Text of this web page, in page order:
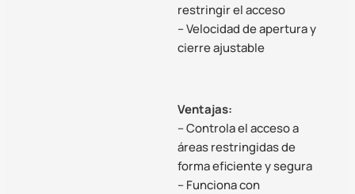
restringir el acceso
– Velocidad de apertura y
cierre ajustable
Ventajas:
– Controla el acceso a
áreas restringidas de
forma eficiente y segura
– Funciona con